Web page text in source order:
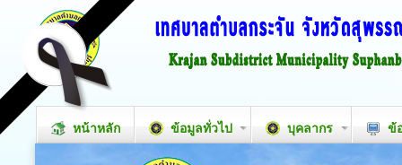
หน้าหลัก ข้อมูลทั่วไป บุคลากร ข้